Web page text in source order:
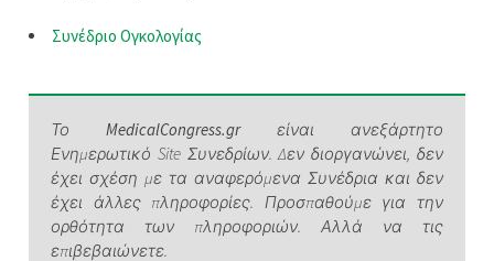
Συνέδριο Ογκολογίας
ΤοMedicalCongress.grείναι ανεξάρτητο
Ενημερωτικό Site Συνεδρίων. Δεν διοργανώνει, δεν
έχει σχέση με τα αναφερόμενα Συνέδρια και δεν
έχει άλλες πληροφορίες. Προσπαθούμε για την
ορθότητα των πληροφοριών. Αλλά να τις
επιβεβαιώνετε.